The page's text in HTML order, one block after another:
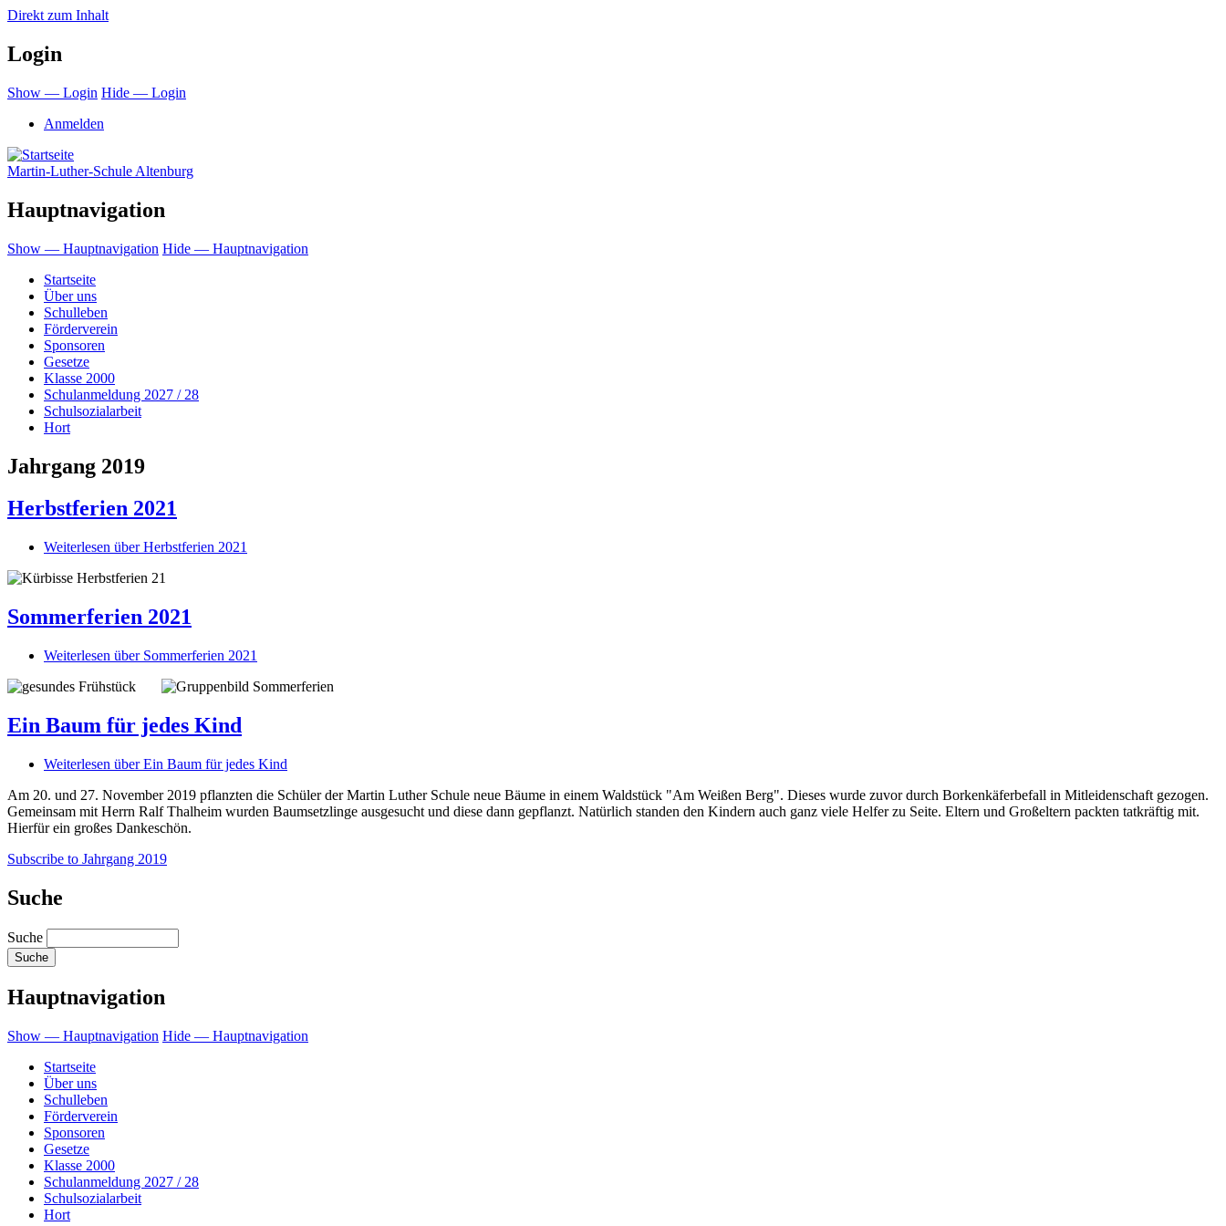
Direkt zum Inhalt
Login
Show — Login Hide — Login
Anmelden
Martin-Luther-Schule Altenburg
Hauptnavigation
Show — Hauptnavigation Hide — Hauptnavigation
Startseite
Über uns
Schulleben
Förderverein
Sponsoren
Gesetze
Klasse 2000
Schulanmeldung 2027 / 28
Schulsozialarbeit
Hort
Jahrgang 2019
Herbstferien 2021
Weiterlesen über Herbstferien 2021
Sommerferien 2021
Weiterlesen über Sommerferien 2021
Ein Baum für jedes Kind
Weiterlesen über Ein Baum für jedes Kind
Am 20. und 27. November 2019 pflanzten die Schüler der Martin Luther Schule neue Bäume in einem Waldstück "Am Weißen Berg". Dieses wurde zuvor durch Borkenkäferbefall in Mitleidenschaft gezogen.
Gemeinsam mit Herrn Ralf Thalheim wurden Baumsetzlinge ausgesucht und diese dann gepflanzt. Natürlich standen den Kindern auch ganz viele Helfer zu Seite. Eltern und Großeltern packten tatkräftig mit.
Hierfür ein großes Dankeschön.
Subscribe to Jahrgang 2019
Suche
Suche
Hauptnavigation
Show — Hauptnavigation Hide — Hauptnavigation
Startseite
Über uns
Schulleben
Förderverein
Sponsoren
Gesetze
Klasse 2000
Schulanmeldung 2027 / 28
Schulsozialarbeit
Hort